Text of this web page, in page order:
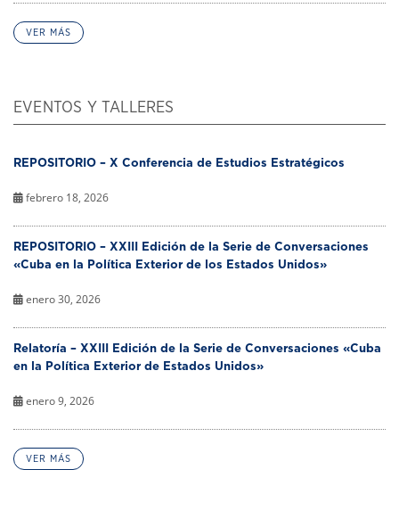
VER MÁS
EVENTOS Y TALLERES
REPOSITORIO – X Conferencia de Estudios Estratégicos
febrero 18, 2026
REPOSITORIO – XXIII Edición de la Serie de Conversaciones
«Cuba en la Política Exterior de los Estados Unidos»
enero 30, 2026
Relatoría – XXIII Edición de la Serie de Conversaciones «Cuba
en la Política Exterior de Estados Unidos»
enero 9, 2026
VER MÁS